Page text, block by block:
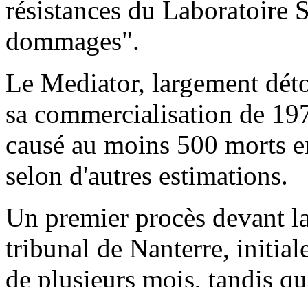
résistances du Laboratoire
dommages".
Le Mediator, largement
sa commercialisation de
causé au moins 500 morts
selon d'autres estimations.
Un premier procès devant
tribunal de Nanterre,
de plusieurs mois, tandis